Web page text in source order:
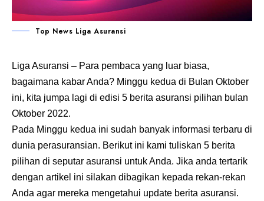
Top News Liga Asuransi
Liga Asuransi – Para pembaca yang luar biasa,
bagaimana kabar Anda? Minggu kedua di Bulan Oktober
ini, kita jumpa lagi di edisi 5 berita asuransi pilihan bulan
Oktober 2022.
Pada Minggu kedua ini sudah banyak informasi terbaru di
dunia perasuransian. Berikut ini kami tuliskan 5 berita
pilihan di seputar asuransi untuk Anda. Jika anda tertarik
dengan artikel ini silakan dibagikan kepada rekan-rekan
Anda agar mereka mengetahui update berita asuransi.